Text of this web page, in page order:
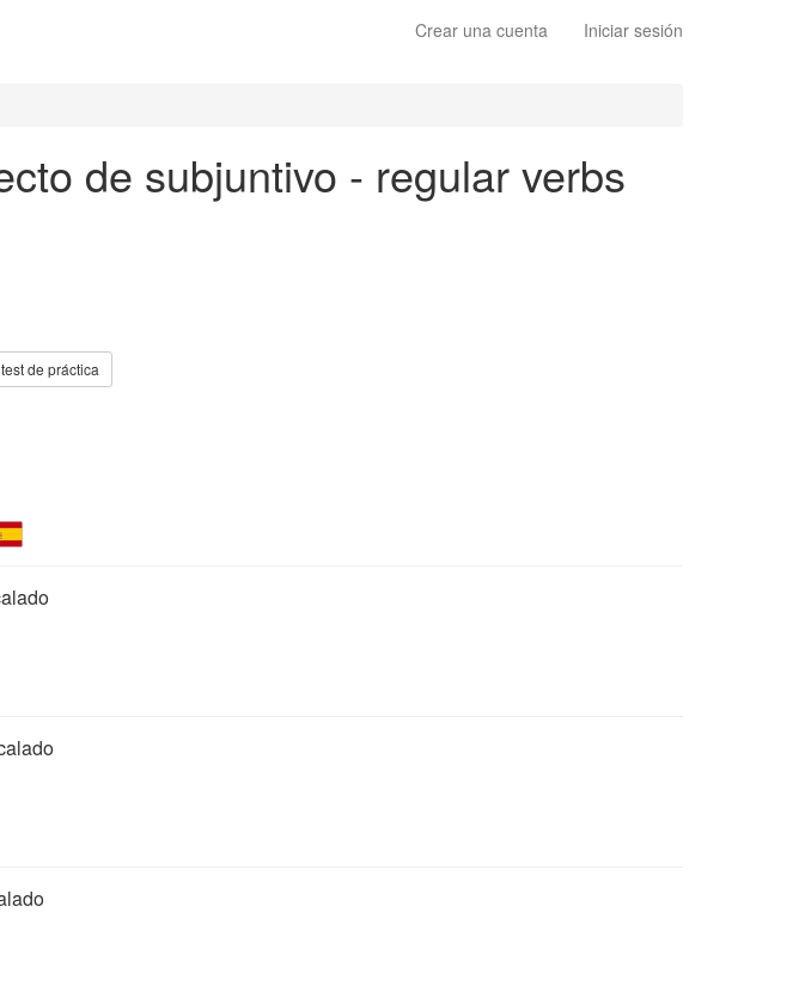
Crear una cuenta Iniciar sesión
de subjuntivo - regular verbs
test de práctica